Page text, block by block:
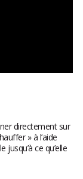
directement sur
» à l’aide
ce qu’elle